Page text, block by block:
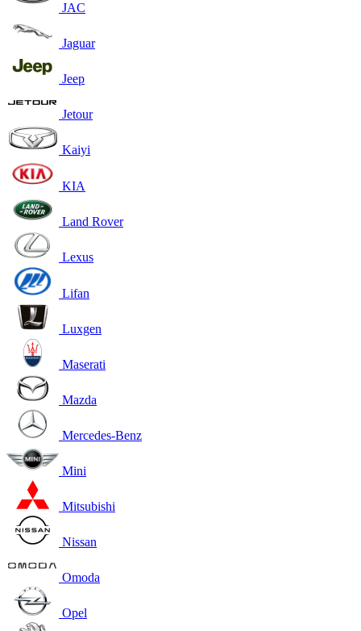
JAC
Jaguar
Jeep
Jetour
Kaiyi
KIA
Land Rover
Lexus
Lifan
Luxgen
Maserati
Mazda
Mercedes-Benz
Mini
Mitsubishi
Nissan
Omoda
Opel